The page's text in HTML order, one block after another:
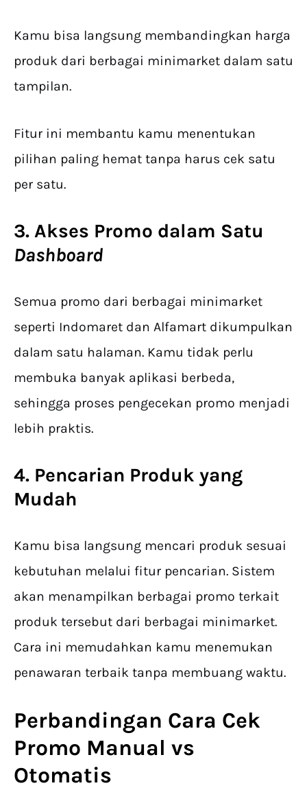
Kamu bisa langsung membandingkan harga
produk dari berbagai minimarket dalam satu
tampilan.
Fitur ini membantu kamu menentukan
pilihan paling hemat tanpa harus cek satu
per satu.
3. Akses Promo dalam Satu
Dashboard
Semua promo dari berbagai minimarket
seperti Indomaret dan Alfamart dikumpulkan
dalam satu halaman. Kamu tidak perlu
membuka banyak aplikasi berbeda,
sehingga proses pengecekan promo menjadi
lebih praktis.
4. Pencarian Produk yang
Mudah
Kamu bisa langsung mencari produk sesuai
kebutuhan melalui fitur pencarian. Sistem
akan menampilkan berbagai promo terkait
produk tersebut dari berbagai minimarket.
Cara ini memudahkan kamu menemukan
penawaran terbaik tanpa membuang waktu.
Perbandingan Cara Cek
Promo Manual vs
Otomatis